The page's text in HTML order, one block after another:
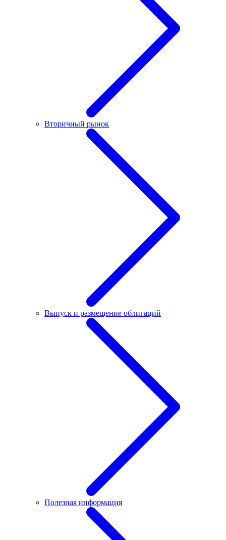
Вторичный рынок
Выпуск и размещение облигаций
Полезная информация